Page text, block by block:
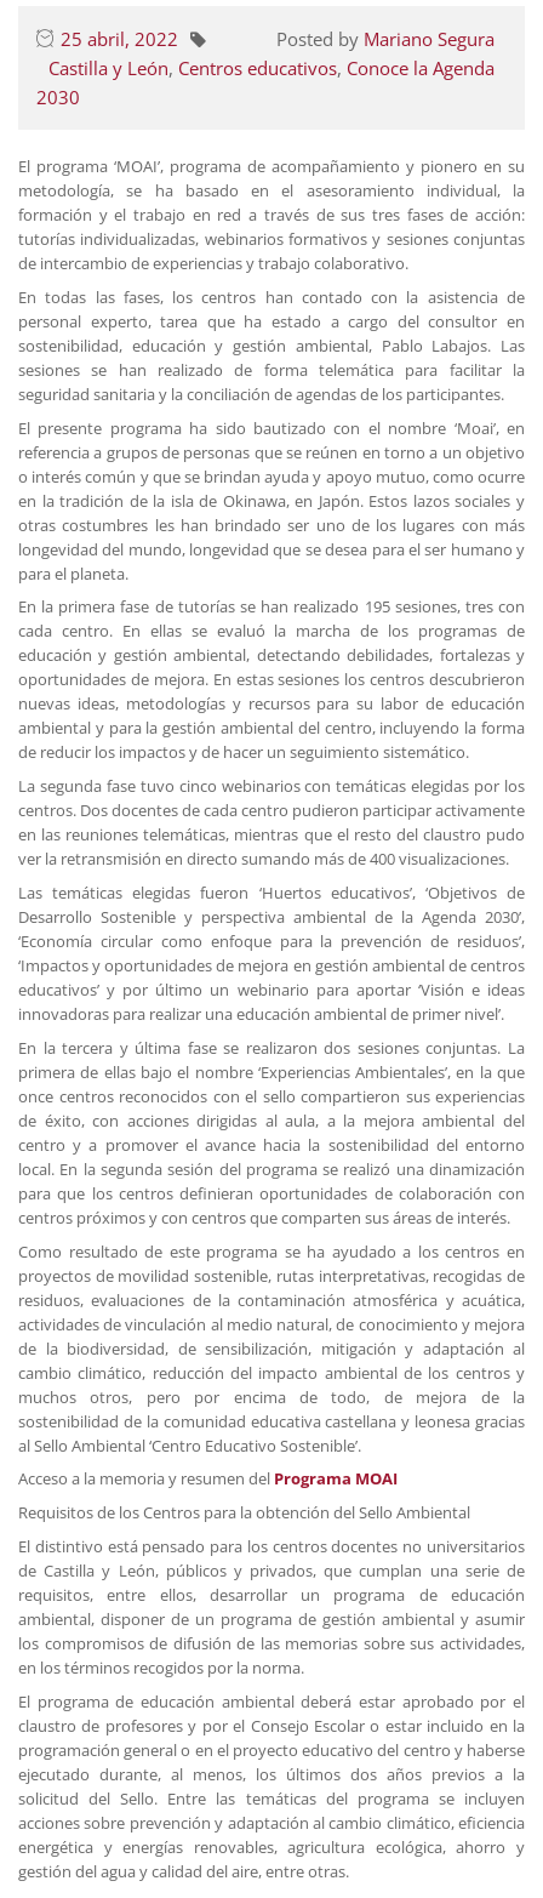
25 abril, 2022 Posted by Mariano Segura
Castilla y León, Centros educativos, Conoce la Agenda
2030
El programa ‘MOAI’, programa de acompañamiento y pionero en su
metodología, se ha basado en el asesoramiento individual, la
formación y el trabajo en red a través de sus tres fases de acción:
tutorías individualizadas, webinarios formativos y sesiones conjuntas
de intercambio de experiencias y trabajo colaborativo.
En todas las fases, los centros han contado con la asistencia de
personal experto, tarea que ha estado a cargo del consultor en
sostenibilidad, educación y gestión ambiental, Pablo Labajos. Las
sesiones se han realizado de forma telemática para facilitar la
seguridad sanitaria y la conciliación de agendas de los participantes.
El presente programa ha sido bautizado con el nombre ‘Moai’, en
referencia a grupos de personas que se reúnen en torno a un objetivo
o interés común y que se brindan ayuda y apoyo mutuo, como ocurre
en la tradición de la isla de Okinawa, en Japón. Estos lazos sociales y
otras costumbres les han brindado ser uno de los lugares con más
longevidad del mundo, longevidad que se desea para el ser humano y
para el planeta.
En la primera fase de tutorías se han realizado 195 sesiones, tres con
cada centro. En ellas se evaluó la marcha de los programas de
educación y gestión ambiental, detectando debilidades, fortalezas y
oportunidades de mejora. En estas sesiones los centros descubrieron
nuevas ideas, metodologías y recursos para su labor de educación
ambiental y para la gestión ambiental del centro, incluyendo la forma
de reducir los impactos y de hacer un seguimiento sistemático.
La segunda fase tuvo cinco webinarios con temáticas elegidas por los
centros. Dos docentes de cada centro pudieron participar activamente
en las reuniones telemáticas, mientras que el resto del claustro pudo
ver la retransmisión en directo sumando más de 400 visualizaciones.
Las temáticas elegidas fueron ‘Huertos educativos’, ‘Objetivos de
Desarrollo Sostenible y perspectiva ambiental de la Agenda 2030’,
‘Economía circular como enfoque para la prevención de residuos’,
‘Impactos y oportunidades de mejora en gestión ambiental de centros
educativos’ y por último un webinario para aportar ‘Visión e ideas
innovadoras para realizar una educación ambiental de primer nivel’.
En la tercera y última fase se realizaron dos sesiones conjuntas. La
primera de ellas bajo el nombre ‘Experiencias Ambientales’, en la que
once centros reconocidos con el sello compartieron sus experiencias
de éxito, con acciones dirigidas al aula, a la mejora ambiental del
centro y a promover el avance hacia la sostenibilidad del entorno
local. En la segunda sesión del programa se realizó una dinamización
para que los centros definieran oportunidades de colaboración con
centros próximos y con centros que comparten sus áreas de interés.
Como resultado de este programa se ha ayudado a los centros en
proyectos de movilidad sostenible, rutas interpretativas, recogidas de
residuos, evaluaciones de la contaminación atmosférica y acuática,
actividades de vinculación al medio natural, de conocimiento y mejora
de la biodiversidad, de sensibilización, mitigación y adaptación al
cambio climático, reducción del impacto ambiental de los centros y
muchos otros, pero por encima de todo, de mejora de la
sostenibilidad de la comunidad educativa castellana y leonesa gracias
al Sello Ambiental ‘Centro Educativo Sostenible’.
Acceso a la memoria y resumen del Programa MOAI
Requisitos de los Centros para la obtención del Sello Ambiental
El distintivo está pensado para los centros docentes no universitarios
de Castilla y León, públicos y privados, que cumplan una serie de
requisitos, entre ellos, desarrollar un programa de educación
ambiental, disponer de un programa de gestión ambiental y asumir
los compromisos de difusión de las memorias sobre sus actividades,
en los términos recogidos por la norma.
El programa de educación ambiental deberá estar aprobado por el
claustro de profesores y por el Consejo Escolar o estar incluido en la
programación general o en el proyecto educativo del centro y haberse
ejecutado durante, al menos, los últimos dos años previos a la
solicitud del Sello. Entre las temáticas del programa se incluyen
acciones sobre prevención y adaptación al cambio climático, eficiencia
energética y energías renovables, agricultura ecológica, ahorro y
gestión del agua y calidad del aire, entre otras.